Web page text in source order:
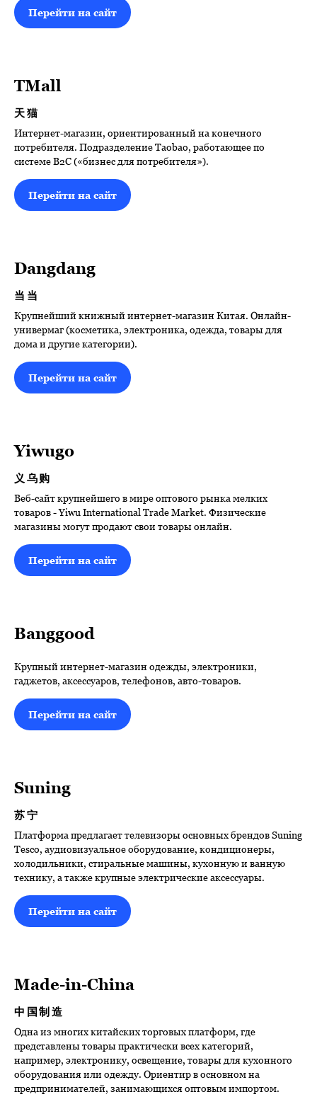
Перейти на сайт
TMall
天猫
Интернет-магазин, ориентированный на конечного
потребителя. Подразделение Taobao, работающее по
системе B2C («бизнес для потребителя»).
Перейти на сайт
Dangdang
当当
Крупнейший книжный интернет-магазин Китая. Онлайн-
универмаг (косметика, электроника, одежда, товары для
дома и другие категории).
Перейти на сайт
Yiwugo
义乌购
Веб-сайт крупнейшего в мире оптового рынка мелких
товаров - Yiwu International Trade Market. Физические
магазины могут продают свои товары онлайн.
Перейти на сайт
Banggood
Крупный интернет-магазин одежды, электроники,
гаджетов, аксессуаров, телефонов, авто-товаров.
Перейти на сайт
Suning
苏宁
Платформа предлагает телевизоры основных брендов Suning
Tesco, аудиовизуальное оборудование, кондиционеры,
холодильники, стиральные машины, кухонную и ванную
технику, а также крупные электрические аксессуары.
Перейти на сайт
Made-in-China
中国制造
Одна из многих китайских торговых платформ, где
представлены товары практически всех категорий,
например, электронику, освещение, товары для кухонного
оборудования или одежду. Ориентир в основном на
предпринимателей, занимающихся оптовым импортом.